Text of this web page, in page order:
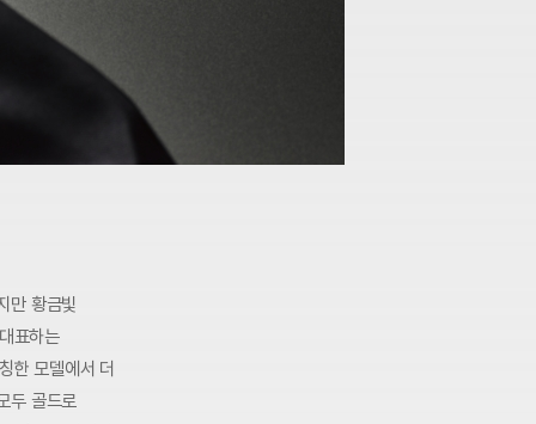
만 황금빛
표하는
한 모델에서 더
두 골드로